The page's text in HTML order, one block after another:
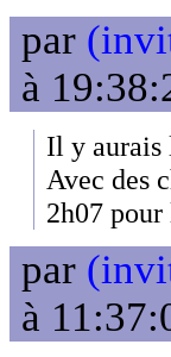
par
à
Il y aurais
Avec des
2h07 pour
par
à